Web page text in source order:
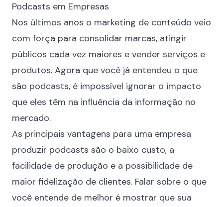
Podcasts em Empresas
Nos últimos anos o marketing de conteúdo veio
com força para consolidar marcas, atingir
públicos cada vez maiores e vender serviços e
produtos. Agora que você já entendeu o que
são podcasts, é impossível ignorar o impacto
que eles têm na influência da informação no
mercado.
As principais vantagens para uma empresa
produzir podcasts são o baixo custo, a
facilidade de produção e a possibilidade de
maior fidelização de clientes. Falar sobre o que
você entende de melhor é mostrar que sua